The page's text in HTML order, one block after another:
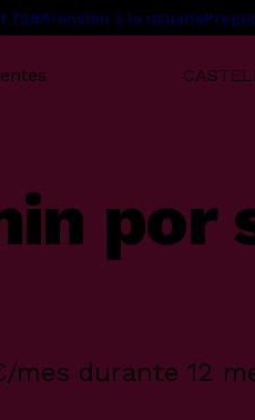
728Atención a la usuaria
por
durante 12